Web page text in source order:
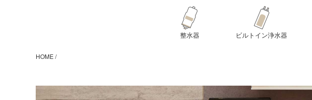
整水器 ビルトイン浄水器
HOME/